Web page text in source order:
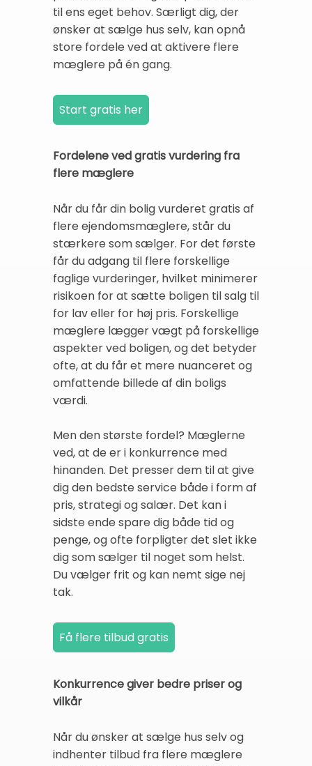
til ens eget behov. Særligt dig, der
ønsker at sælge hus selv, kan opnå
store fordele ved at aktivere flere
mæglere på én gang.
Fordelene ved gratis vurdering fra
flere mæglere
Når du får din bolig vurderet gratis af
flere ejendomsmæglere, står du
stærkere som sælger. For det første
får du adgang til flere forskellige
faglige vurderinger, hvilket minimerer
risikoen for at sætte boligen til salg til
for lav eller for høj pris. Forskellige
mæglere lægger vægt på forskellige
aspekter ved boligen, og det betyder
ofte, at du får et mere nuanceret og
omfattende billede af din boligs
værdi.
Men den største fordel? Mæglerne
ved, at de er i konkurrence med
hinanden. Det presser dem til at give
dig den bedste service både i form af
pris, strategi og salær. Det kan i
sidste ende spare dig både tid og
penge, og ofte forpligter det slet ikke
dig som sælger til noget som helst.
Du vælger frit og kan nemt sige nej
tak.
Konkurrence giver bedre priser og
vilkår
Når du ønsker at sælge hus selv og
indhenter tilbud fra flere mæglere